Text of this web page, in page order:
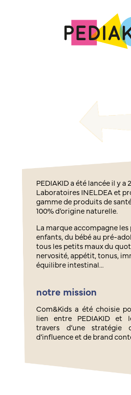
PEDIAKID a été lancée il y a
Laboratoires INELDEA et
gamme de produits de
100% d’origine naturelle.
La marque accompagne
enfants, du bébé au pré-
tous les petits maux du
nervosité, appétit, tonus,
équilibre intestinal…
notre mission
Com&Kids a été choisie
lien entre PEDIAKID et
travers d’une stratégie
d’influence et de brand